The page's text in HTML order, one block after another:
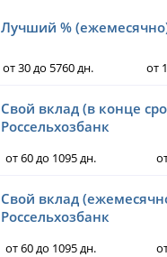
Лучший %
от 30 до 5760 дн. от
Свой вклад (в конце
Россельхозбанк
от 60 до 1095 дн.
Свой вклад
Россельхозбанк
от 60 до 1095 дн.